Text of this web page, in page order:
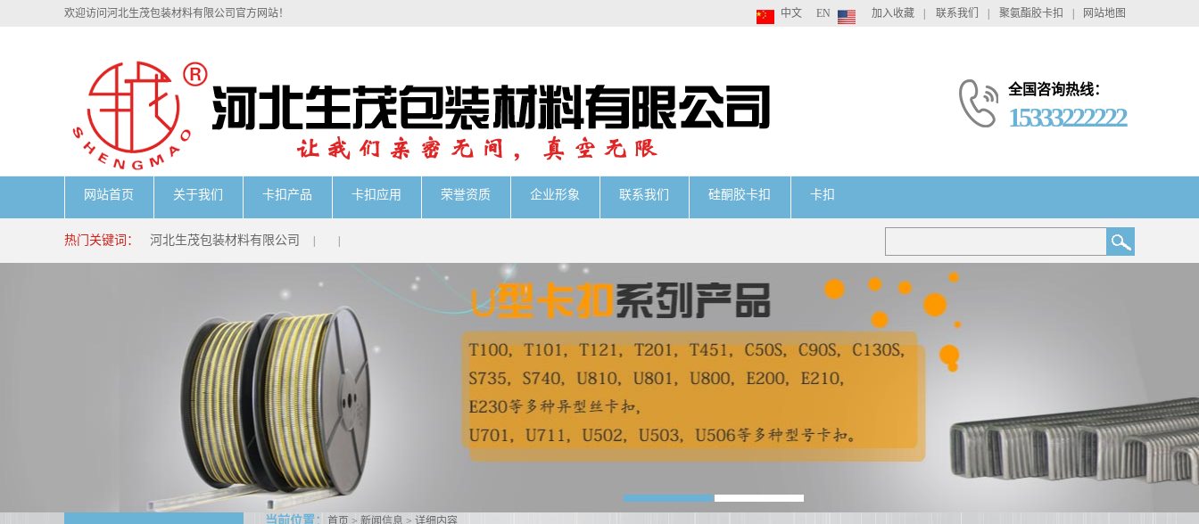
欢迎访问河北生茂包装材料有限公司官方网站！ 加入收藏 联系我们 聚氨酯胶卡扣 网站地图
中文 EN
全国咨询热线：
15333222222
网站首页 关于我们 卡扣产品 卡扣应用 荣誉资质 企业形象 联系我们 硅酮胶卡扣 卡扣
热门关键词： 河北生茂包装材料有限公司
当前位置： 首页 > 新闻信息 > 详细内容